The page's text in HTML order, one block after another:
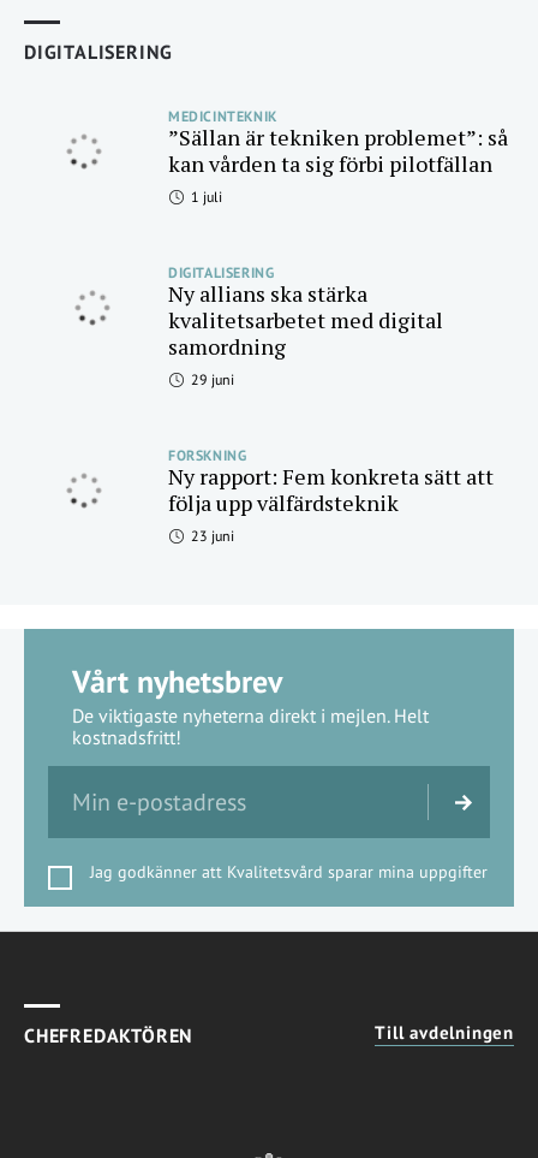
DIGITALISERING
MEDICINTEKNIK
”Sällan är tekniken problemet”: så
kan vården ta sig förbi pilotfällan
1 juli
DIGITALISERING
Ny allians ska stärka
kvalitetsarbetet med digital
samordning
29 juni
FORSKNING
Ny rapport: Fem konkreta sätt att
följa upp välfärdsteknik
23 juni
Vårt nyhetsbrev
De viktigaste nyheterna direkt i mejlen. Helt
kostnadsfritt!
Jag godkänner att Kvalitetsvård sparar mina uppgifter
CHEFREDAKTÖREN Till avdelningen